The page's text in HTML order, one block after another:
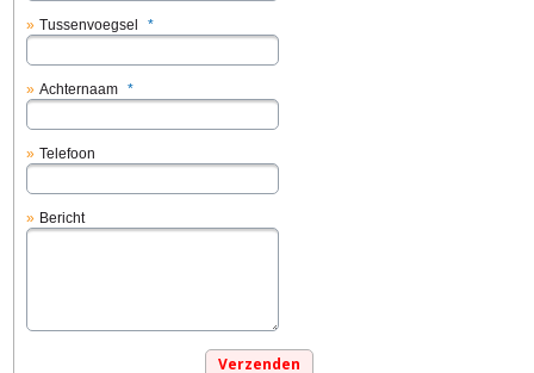
Tussenvoegsel *
Achternaam *
Telefoon
Bericht